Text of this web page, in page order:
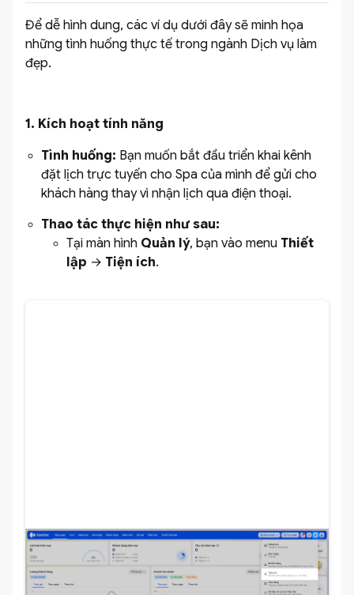
Để dễ hình dung, các ví dụ dưới đây sẽ minh họa
những tình huống thực tế trong ngành Dịch vụ làm
đẹp.
1. Kích hoạt tính năng
Tình huống: Bạn muốn bắt đầu triển khai kênh
đặt lịch trực tuyến cho Spa của mình để gửi cho
khách hàng thay vì nhận lịch qua điện thoại.
Thao tác thực hiện như sau:
Tại màn hình Quản lý, bạn vào menu Thiết
lập → Tiện ích.